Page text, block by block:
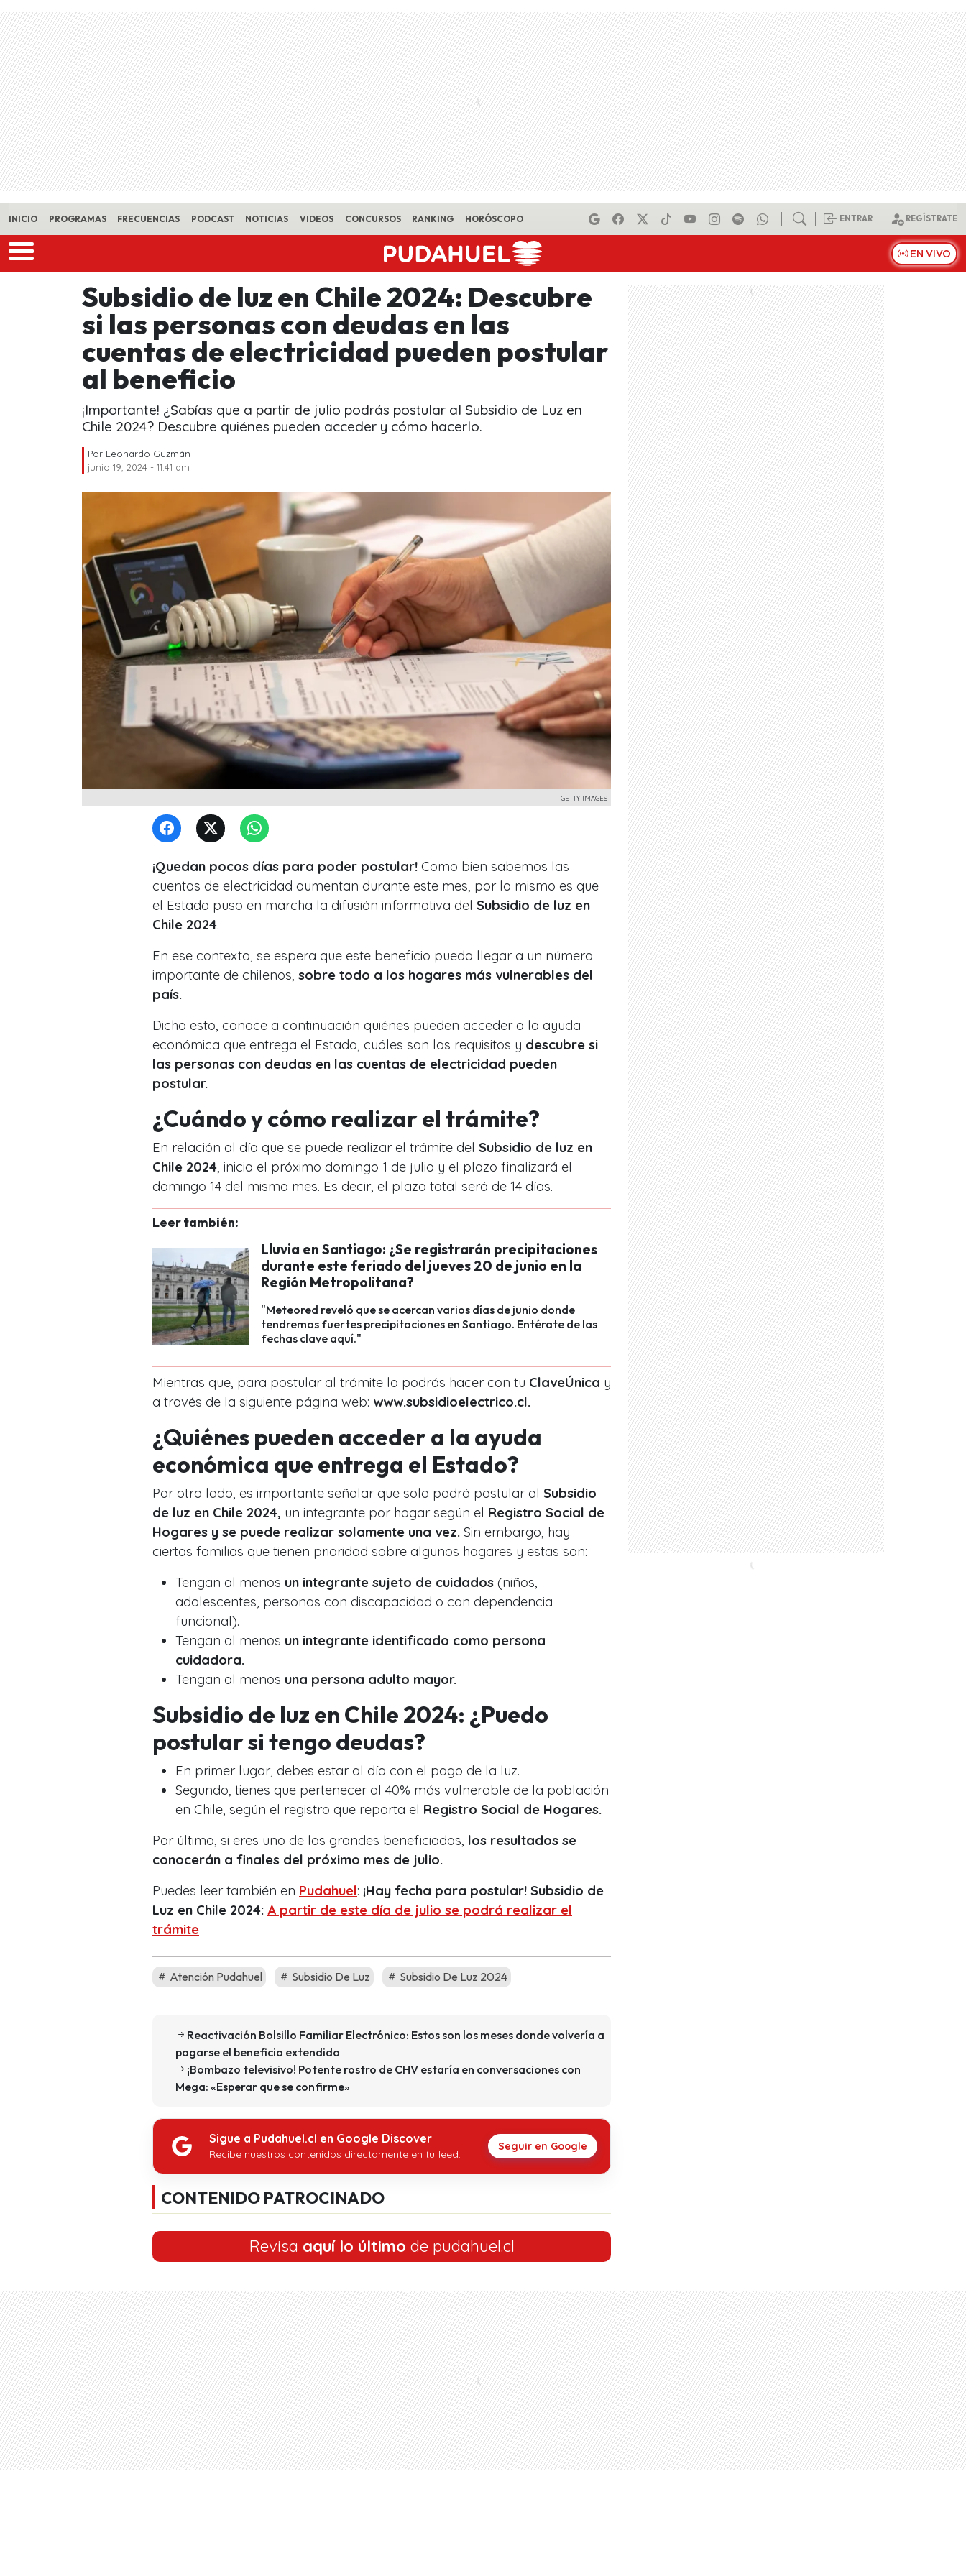
Skip to main content
INICIO PROGRAMAS FRECUENCIAS PODCAST NOTICIAS VIDEOS CONCURSOS RANKING HORÓSCOPO ENTRAR REGÍSTRATE
EN VIVO
Subsidio de luz en Chile 2024: Descubre
si las personas con deudas en las
cuentas de electricidad pueden postular
al beneficio
¡Importante! ¿Sabías que a partir de julio podrás postular al Subsidio de Luz en
Chile 2024? Descubre quiénes pueden acceder y cómo hacerlo.
Por Leonardo Guzmán
junio 19, 2024 - 11:41 am
GETTY IMAGES
¡Quedan pocos días para poder postular! Como bien sabemos las
cuentas de electricidad aumentan durante este mes, por lo mismo es que
el Estado puso en marcha la difusión informativa del Subsidio de luz en
Chile 2024.
En ese contexto, se espera que este beneficio pueda llegar a un número
importante de chilenos, sobre todo a los hogares más vulnerables del
país.
Dicho esto, conoce a continuación quiénes pueden acceder a la ayuda
económica que entrega el Estado, cuáles son los requisitos y descubre si
las personas con deudas en las cuentas de electricidad pueden
postular.
¿Cuándo y cómo realizar el trámite?
En relación al día que se puede realizar el trámite del Subsidio de luz en
Chile 2024 , inicia el próximo domingo 1 de julio y el plazo finalizará el
domingo 14 del mismo mes. Es decir, el plazo total será de 14 días.
Leer también:
Lluvia en Santiago: ¿Se registrarán precipitaciones
durante este feriado del jueves 20 de junio en la
Región Metropolitana?
"Meteored reveló que se acercan varios días de junio donde
tendremos fuertes precipitaciones en Santiago. Entérate de las
fechas clave aquí."
Mientras que, para postular al trámite lo podrás hacer con tu ClaveÚnica y
a través de la siguiente página web: www.subsidioelectrico.cl.
¿Quiénes pueden acceder a la ayuda
económica que entrega el Estado?
Por otro lado, es importante señalar que solo podrá postular al Subsidio
de luz en Chile 2024, un integrante por hogar según el Registro Social de
Hogares y se puede realizar solamente una vez. Sin embargo, hay
ciertas familias que tienen prioridad sobre algunos hogares y estas son:
Tengan al menos un integrante sujeto de cuidados (niños,
adolescentes, personas con discapacidad o con dependencia
funcional).
Tengan al menos un integrante identificado como persona
cuidadora.
Tengan al menos una persona adulto mayor.
Subsidio de luz en Chile 2024: ¿Puedo
postular si tengo deudas?
En primer lugar, debes estar al día con el pago de la luz.
Segundo, tienes que pertenecer al 40% más vulnerable de la población
en Chile, según el registro que reporta el Registro Social de Hogares.
Por último, si eres uno de los grandes beneficiados, los resultados se
conocerán a finales del próximo mes de julio.
Puedes leer también en Pudahuel: ¡Hay fecha para postular! Subsidio de
Luz en Chile 2024: A partir de este día de julio se podrá realizar el
trámite
Atención Pudahuel Subsidio De Luz Subsidio De Luz 2024
Reactivación Bolsillo Familiar Electrónico: Estos son los meses donde volvería a
pagarse el beneficio extendido
¡Bombazo televisivo! Potente rostro de CHV estaría en conversaciones con
Mega: «Esperar que se confirme»
Sigue a Pudahuel.cl en Google Discover
Recibe nuestros contenidos directamente en tu feed.
Seguir en Google
CONTENIDO PATROCINADO
Revisa aquí lo último de pudahuel.cl